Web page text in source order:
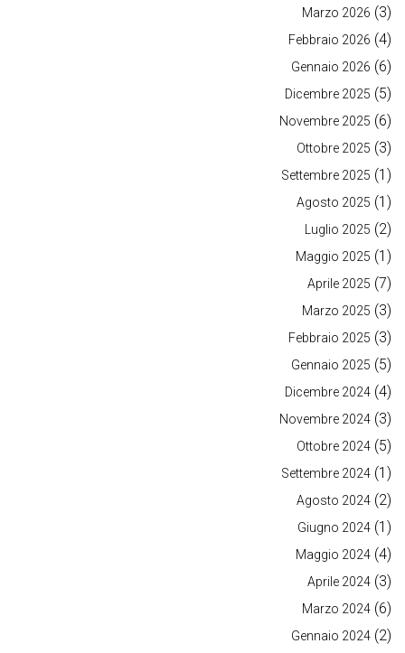
Marzo 2026 (3)
Febbraio 2026 (4)
Gennaio 2026 (6)
Dicembre 2025 (5)
Novembre 2025 (6)
Ottobre 2025 (3)
Settembre 2025 (1)
Agosto 2025 (1)
Luglio 2025 (2)
Maggio 2025 (1)
Aprile 2025 (7)
Marzo 2025 (3)
Febbraio 2025 (3)
Gennaio 2025 (5)
Dicembre 2024 (4)
Novembre 2024 (3)
Ottobre 2024 (5)
Settembre 2024 (1)
Agosto 2024 (2)
Giugno 2024 (1)
Maggio 2024 (4)
Aprile 2024 (3)
Marzo 2024 (6)
Gennaio 2024 (2)